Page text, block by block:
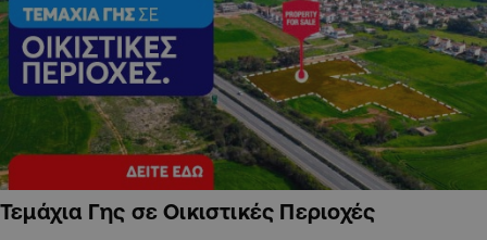
Τεμάχια Γης σε Οικιστικές Περιοχές